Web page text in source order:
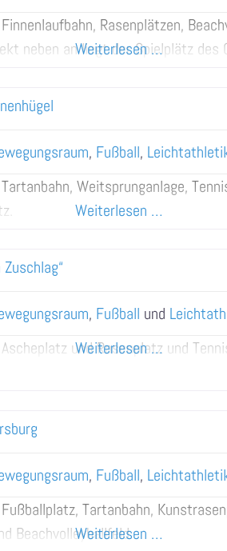
Rasenplätzen,
neben an liegt der Spielplätz des
Weiterlesen …
, Fußball,
Weitsprunganlage,
Weiterlesen …
, Fußball und
und Rasenplatz und
Weiterlesen …
, Fußball,
Tartanbahn,
Beachvolleyballfeld.
Weiterlesen …